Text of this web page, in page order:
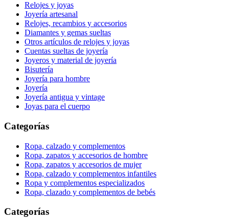
Relojes y joyas
Joyería artesanal
Relojes, recambios y accesorios
Diamantes y gemas sueltas
Otros artículos de relojes y joyas
Cuentas sueltas de joyería
Joyeros y material de joyería
Bisutería
Joyería para hombre
Joyería
Joyería antigua y vintage
Joyas para el cuerpo
Categorías
Ropa, calzado y complementos
Ropa, zapatos y accesorios de hombre
Ropa, zapatos y accesorios de mujer
Ropa, calzado y complementos infantiles
Ropa y complementos especializados
Ropa, clazado y complementos de bebés
Categorías